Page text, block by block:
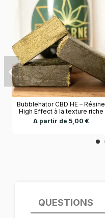
Bubblehator CBD HE – Résine
High Effect à la texture riche
et aux arômes intenses
A partir de 5,00 €
QUESTIONS